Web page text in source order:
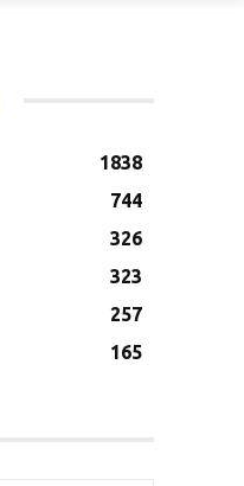
1838
744
326
323
257
165